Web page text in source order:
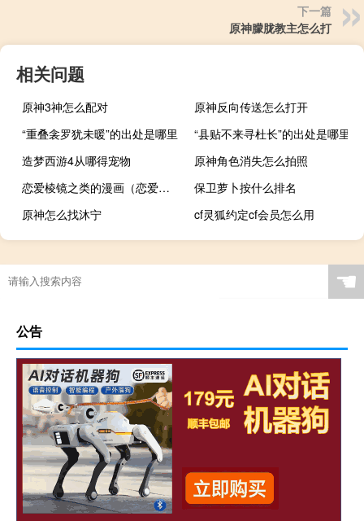
下一篇
原神朦胧教主怎么打
相关问题
原神3神怎么配对
原神反向传送怎么打开
“重叠衾罗犹未暖”的出处是哪里
“县贴不来寻杜长”的出处是哪里
造梦西游4从哪得宠物
原神角色消失怎么拍照
恋爱棱镜之类的漫画（恋爱棱镜漫画）
保卫萝卜按什么排名
原神怎么找沐宁
cf灵狐约定cf会员怎么用
☚
公告